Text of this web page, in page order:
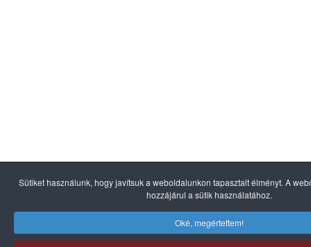
Sütiket használunk, hogy javítsuk a weboldalunkon tapasztalt élményt. A
hozzájárul a sütik használatához.
Oké, megértettem!